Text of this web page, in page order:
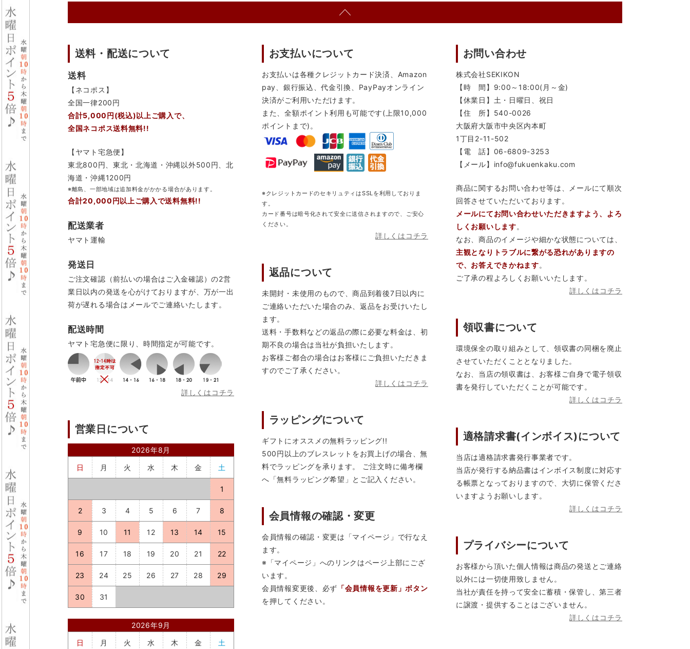
送料・配送について
送料
【ネコポス】
全国一律200円
合計5,000円(税込)以上ご購入で、
全国ネコポス送料無料!!
【ヤマト宅急便】
東北800円、東北・北海道・沖縄以外500円、北
海道・沖縄1200円
※離島、一部地域は追加料金がかかる場合があります。
合計20,000円以上ご購入で送料無料!!
配送業者
ヤマト運輸
発送日
ご注文確認（前払いの場合はご入金確認）の2営
業日以内の発送を心がけておりますが、万が一出
荷が遅れる場合はメールでご連絡いたします。
配送時間
ヤマト宅急便に限り、時間指定が可能です。
詳しくはコチラ
営業日について
2026年8月
日
月 火 水 木 金 土
1
2 3 4 5 6 7 8
9 10 11 12 13 14 15
16 17 18 19 20 21 22
23 24 25 26 27 28 29
30 31
2026年9月
日
月 火 水 木 金 土
お支払いについて
お支払いは各種クレジットカード決済、Amazon
pay、銀行振込、代金引換、PayPayオンライン
決済がご利用いただけます。
また、全額ポイント利用も可能です(上限10,000
ポイントまで)。
※クレジットカードのセキリュティはSSLを利用しておりま
す。
カード番号は暗号化されて安全に送信されますので、ご安心
ください。
詳しくはコチラ
返品について
未開封・未使用のもので、商品到着後7日以内に
ご連絡いただいた場合のみ、返品をお受けいたし
ます。
送料・手数料などの返品の際に必要な料金は、初
期不良の場合は当社が負担いたします。
お客様ご都合の場合はお客様にご負担いただきま
すのでご了承ください。
詳しくはコチラ
ラッピングについて
ギフトにオススメの無料ラッピング!!
500円以上のブレスレットをお買上げの場合、無
料でラッピングを承ります。 ご注文時に備考欄
へ「無料ラッピング希望」とご記入ください。
会員情報の確認・変更
会員情報の確認・変更は「マイページ」で行なえ
ます。
※「マイページ」へのリンクはページ上部にござ
います。
会員情報変更後、必ず 「会員情報を更新」ボタン
を押してください。
お問い合わせ
株式会社SEKIKON
【時 間】9:00～18:00(月～金)
【休業日】土・日曜日、祝日
【住 所】540-0026
大阪府大阪市中央区内本町
1丁目2-11-502
【電 話】06-6809-3253
【メール】info@fukuenkaku.com
商品に関するお問い合わせ等は、メールにて順次
回答させていただいております。
メールにてお問い合わせいただきますよう、よろ
しくお願いします。
なお、商品のイメージや細かな状態については、
主観となりトラブルに繋がる恐れがありますの
で、お答えできかねます。
ご了承の程よろしくお願いいたします。
詳しくはコチラ
領収書について
環境保全の取り組みとして、領収書の同梱を廃止
させていただくこととなりました。
なお、当店の領収書は、お客様ご自身で電子領収
書を発行していただくことが可能です。
詳しくはコチラ
適格請求書(インボイス)について
当店は適格請求書発行事業者です。
当店が発行する納品書はインボイス制度に対応す
る帳票となっておりますので、大切に保管くださ
いますようお願いします。
詳しくはコチラ
プライバシーについて
お客様から頂いた個人情報は商品の発送とご連絡
以外には一切使用致しません。
当社が責任を持って安全に蓄積・保管し、第三者
に譲渡・提供することはございません。
詳しくはコチラ